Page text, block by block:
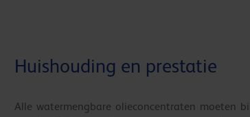
Huishouding en prestatie
Alle watermengbare olieconcentraten moeten